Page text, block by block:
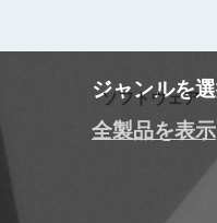
ソフトウェア
ジャンルを
全製品を表示